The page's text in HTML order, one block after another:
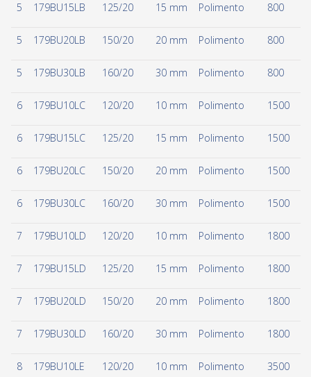
5 179BU15LB 125/20 15 mm Polimento 800
5 179BU20LB 150/20 20 mm Polimento 800
5 179BU30LB 160/20 30 mm Polimento 800
6 179BU10LC 120/20 10 mm Polimento 1500
6 179BU15LC 125/20 15 mm Polimento 1500
6 179BU20LC 150/20 20 mm Polimento 1500
6 179BU30LC 160/20 30 mm Polimento 1500
7 179BU10LD 120/20 10 mm Polimento 1800
7 179BU15LD 125/20 15 mm Polimento 1800
7 179BU20LD 150/20 20 mm Polimento 1800
7 179BU30LD 160/20 30 mm Polimento 1800
8 179BU10LE 120/20 10 mm Polimento 3500